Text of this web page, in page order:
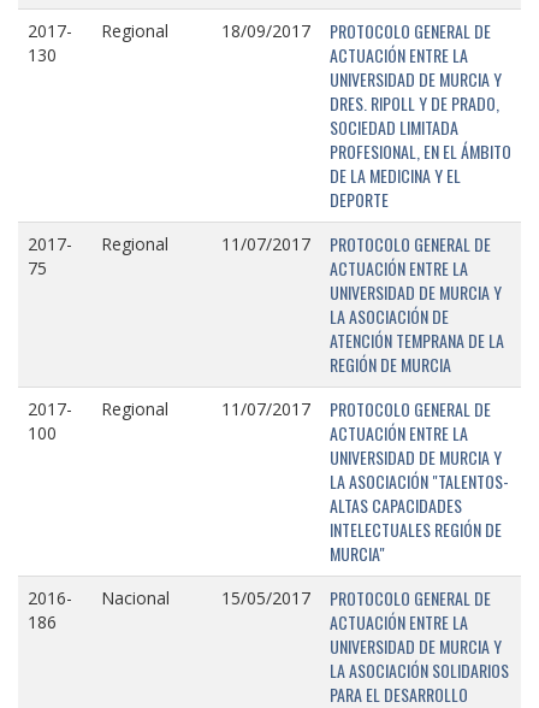
2017-
130
Regional 18/09/2017
PROTOCOLO GENERAL DE
ACTUACIÓN ENTRE LA
UNIVERSIDAD DE MURCIA Y
DRES. RIPOLL Y DE PRADO,
SOCIEDAD LIMITADA
PROFESIONAL, EN EL ÁMBITO
DE LA MEDICINA Y EL
DEPORTE
2017-
75
Regional 11/07/2017
PROTOCOLO GENERAL DE
ACTUACIÓN ENTRE LA
UNIVERSIDAD DE MURCIA Y
LA ASOCIACIÓN DE
ATENCIÓN TEMPRANA DE LA
REGIÓN DE MURCIA
2017-
100
Regional 11/07/2017
PROTOCOLO GENERAL DE
ACTUACIÓN ENTRE LA
UNIVERSIDAD DE MURCIA Y
LA ASOCIACIÓN "TALENTOS-
ALTAS CAPACIDADES
INTELECTUALES REGIÓN DE
MURCIA"
2016-
186
Nacional 15/05/2017
PROTOCOLO GENERAL DE
ACTUACIÓN ENTRE LA
UNIVERSIDAD DE MURCIA Y
LA ASOCIACIÓN SOLIDARIOS
PARA EL DESARROLLO